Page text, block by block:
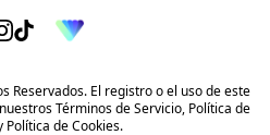
Reservados. El registro o el uso de este
Términos de Servicio, Política de
Política de Cookies.